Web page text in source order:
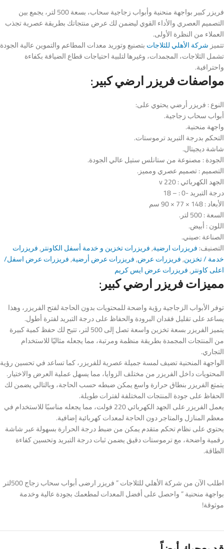
فريزر كبير بواجهة منحنية وأبواب زجاجية سحاب، بسعة 500 لتر، يجمع بين
التصميم العصري والأداء القوي ليضمن لك عرض منتجاتك بطريقة عصرية تجذب
العملاء من النظرة الأولى.
تتميز شركة الأهلي للثلاجاتبتصنيع وتوريد معدات المطاعم والتموين عالية الجودة
تشمل الثلاجات، المجمدات، وغيرها لتلبية احتياجات قطاع الضيافة بكفاءة
واحترافية.
مواصفات فريزر ارضي كبير:
النوع : فريزر أرضي يحتوي على:
أبواب سحاب زجاجية.
واجهة منحنية.
التحكم بدرجة التبريد ترموستات.
شاشة ديجيتال.
الجودة : مصنوعة من ستانلس ستيل عالي الجودة.
التصميم : تصميم عصري ومميز.
الجهد الكهربائي : 220 v
درجة التبريد -0 : – 18
الأبعاد : 148 × 77 × 90 سم
السعة : 500 لتر.
اللون : أبيض.
الصناعة :صيني.
التصنيف:فريزرات ارضية,فريزرات تخزين و خدمة أسفل الكاونتر,فريزرات
خدمة / تخزين,فريزرات عرض,فريزرات عرض أرضية,فريزرات عرض اسفل/
اعلى كاونتر,فريزرات عرض ايس كريم
مميزات فريزر ارضي كبير:
توفر الأبواب الزجاجية رؤية واضحة للمحتويات بدون الحاجة لفتح الفريزر، وهذا
يساعد على تقليل فقدان البرودة والحفاظ على درجة التبريد لفترة أطول.
يتميز الفريزر بسعة تخزين واسعة تصل إلى 500 لتر، تتيح لك حفظ كمية كبيرة
من المنتجات المجمدة بطريقة منظمة ومرتبة، مما يجعله مثاليًا للاستخدام
التجاري.
الواجهة المنحنية تضيف لمسة جميلة عصرية للفريزر، كما تساعد في تحسين رؤية
المحتويات داخل الفريزر من مختلف الزوايا، مما يسهل عملية العرض والاختيار.
يتمتع الفريزر بنطاق حرارة واسع يمكن ضبطه حسب الحاجة، وبالتالي يضمن لك
الحفاظ على جودة المنتجات المختلفة لفترات طويلة.
يعمل الفريزر على الجهد الكهربائي 220 فولت، مما يجعله مناسبًا للاستخدام في
معظم المنازل والمتاجر دون الحاجة لمعدات كهربائية إضافية.
يحتوي على نظام تحكم متقدم يمكن من ضبط درجة الحرارة بسهولة عبر شاشة
رقمية واضحة، مع ترموستات دقيق يضمن ثبات درجة التبريد وتحسين كفاءة
الطاقة.
اطلب الآن من شركة الأهلي للثلاجات ” فريزر ارضى أبواب سحاب زجاج 500لتر
بواجهة منحنية ” واحصل على أفضل المعدات لمطعمك بجودة عالية وخدمة
موثوقة!